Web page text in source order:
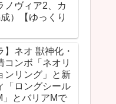
ノヴィア2、カ
）【ゆっくり
】ネオ 獣神化・
コンボ「ネオリ
ンリング」と新
「ロングシール
」とバリアMで